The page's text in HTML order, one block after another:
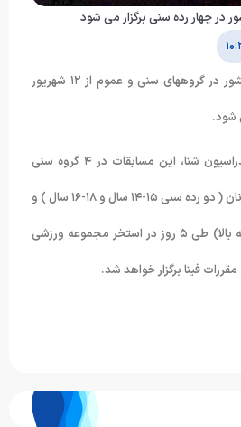
در چهار رده سنی برگزار می شود
مسابقات شیرجه قهرمانی کشور در گروههای سنی و عموم از ١٢ شهریور
شود.
به گزارش روابط عمومی فدراسیون شنا، این مسابقات در ۴ گروه سنی
نوجوانان (١٣-١٢ سال )، جوانان ( دو رده سنی ١۵-١۴ سال و ١٨-١۶ سال ) و
گروه سنی عموم ( ١٨ سال به بالا) طی ۵ روز در استخر مجموعه ورزشی
فینا برگزار خواهد شد.